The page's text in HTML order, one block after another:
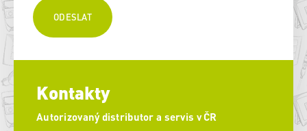
Kontakty
Autorizovaný distributor a servis v ČR